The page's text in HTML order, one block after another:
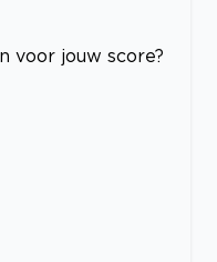
voor jouw score?